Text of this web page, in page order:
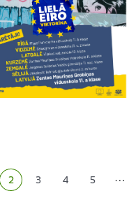
Pašreizējā lapa
2 Lapa
3 Lapa
4 Lapa
5 …